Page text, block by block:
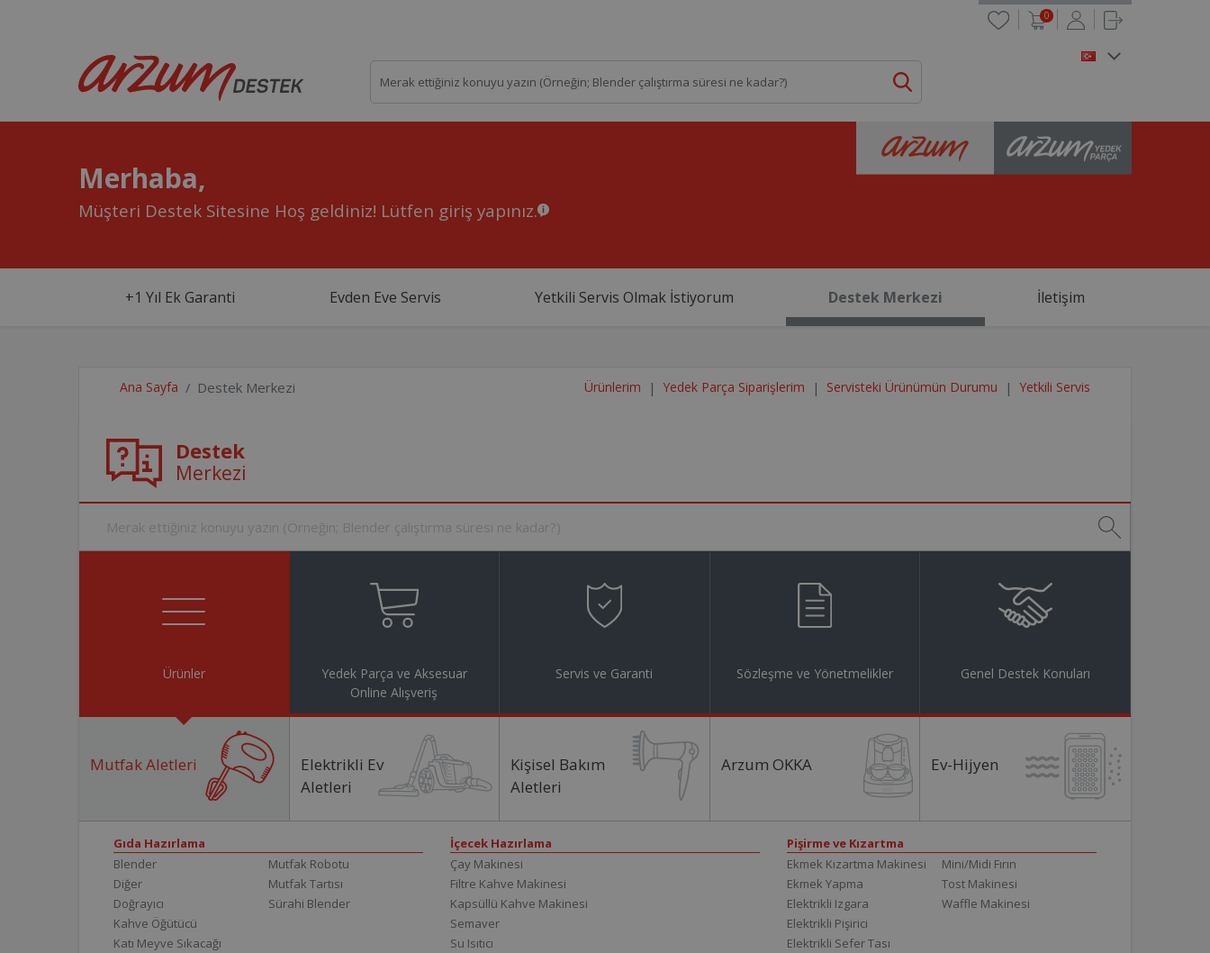
0
Merhaba,
Müşteri Destek Sitesine Hoş geldiniz! Lütfen giriş yapınız.
+1 Yıl Ek Garanti Evden Eve Servis Yetkili Servis Olmak İstiyorum Destek Merkezi İletişim
Ana Sayfa Destek Merkezi Ürünlerim Yedek Parça Siparişlerim Servisteki Ürünümün Durumu Yetkili Servis
Destek
Merkezi
Ürünler
Yedek Parça ve Aksesuar
Online Alışveriş
Servis ve Garanti Sözleşme ve Yönetmelikler Genel Destek Konuları
Mutfak Aletleri
Elektrikli Ev
Aletleri
Kişisel Bakım
Aletleri
Arzum OKKA Ev-Hijyen
Gıda Hazırlama
Blender
Diğer
Doğrayıcı
Kahve Öğütücü
Katı Meyve Sıkacağı
Mutfak Robotu
Mutfak Tartısı
Sürahi Blender
İçecek Hazırlama
Çay Makinesi
Filtre Kahve Makinesi
Kapsüllü Kahve Makinesi
Semaver
Su Isıtıcı
Pişirme ve Kızartma
Ekmek Kızartma Makinesi
Ekmek Yapma
Elektrikli Izgara
Elektrikli Pişirici
Elektrikli Sefer Tası
Mini/Midi Fırın
Tost Makinesi
Waffle Makinesi